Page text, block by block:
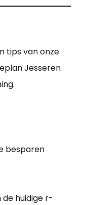
tips van onze
Jesseren
besparen
huidige r-